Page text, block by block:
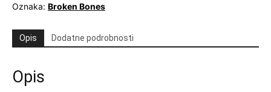
Oznaka: Broken Bones
Opis Dodatne podrobnosti
Opis